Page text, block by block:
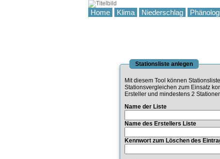
Home Klima Niederschlag
Stationsliste anlegen
Mit diesem Tool können
Stationsvergleichen zum Einsatz
Ersteller und mindestens 2
Name der Liste
Name des Erstellers Liste
Kennwort zum Löschen des